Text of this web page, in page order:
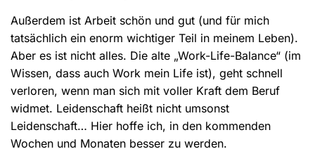
Außerdem ist Arbeit schön und gut (und für mich
tatsächlich ein enorm wichtiger Teil in meinem Leben).
Aber es ist nicht alles. Die alte „Work-Life-Balance“ (im
Wissen, dass auch Work mein Life ist), geht schnell
verloren, wenn man sich mit voller Kraft dem Beruf
widmet. Leidenschaft heißt nicht umsonst
Leidenschaft… Hier hoffe ich, in den kommenden
Wochen und Monaten besser zu werden.